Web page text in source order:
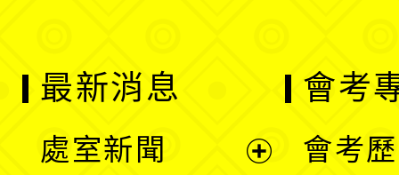
最新消息
處室新聞
會考
會考